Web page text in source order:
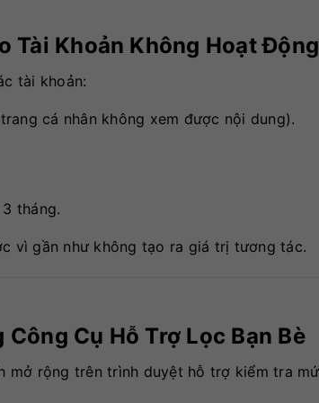
Tài Khoản Không Hoạt Động
tài khoản:
cá nhân không xem được nội dung).
tháng.
vì gần như không tạo ra giá trị tương tác.
Công Cụ Hỗ Trợ Lọc Bạn Bè
mở rộng trên trình duyệt hỗ trợ kiểm tra